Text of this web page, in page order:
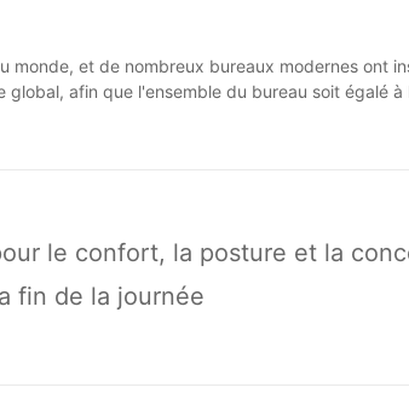
et de nombreux bureaux modernes ont
afin que l'ensemble du bureau soit égalé
le confort, la posture et la
fin de la journée